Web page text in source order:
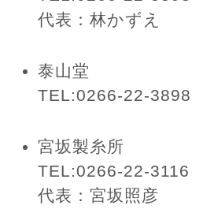
代表：林かずえ
泰山堂
TEL:0266-22-3898
宮坂製糸所
TEL:0266-22-3116
代表：宮坂照彦